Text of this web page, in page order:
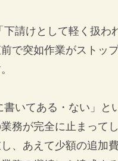
下請けとして軽く扱わ
で突如作業がストッ
書いてある・ない」
務が完全に止まって
、あえて少額の追加